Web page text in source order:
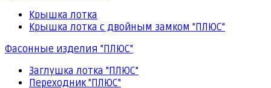
Крышка лотка
Крышка лотка с двойным замком "ПЛЮС"
Фасонные изделия "ПЛЮС"
Заглушка лотка "ПЛЮС"
Переходник "ПЛЮС"